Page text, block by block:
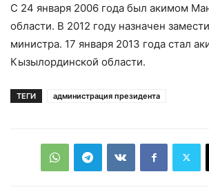
С 24 января 2006 года был акимом
области. В 2012 году назначен
министра. 17 января 2013 года стал
Кызылординской области.
ТЕГИ администрация президента